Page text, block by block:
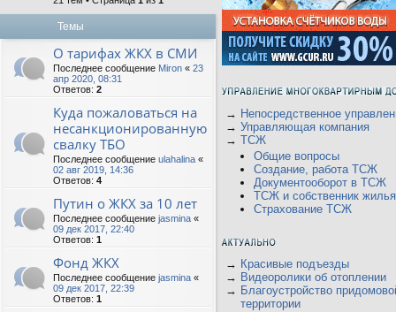
Темы
О тарифах ЖКХ в СМИ
Последнее сообщение Miron « 23
апр 2020, 08:31
Ответов: 2
Куда пожаловаться на
несанкционированную
свалку ТБО
Последнее сообщение ulahalina «
02 авг 2019, 14:36
Ответов: 4
Путин о ЖКХ за 10 лет
Последнее сообщение jasmina «
09 дек 2017, 22:40
Ответов: 1
Фонд ЖКХ
Последнее сообщение jasmina «
09 дек 2017, 22:39
Ответов: 1
→ Непосредственное
→ Управляющая компания
→ ТСЖ
Общие вопросы
Создание, работа ТСЖ
Документооборот в ТСЖ
ТСЖ и собственник жилья
Страхование ТСЖ
→ Красивые подъезды
→ Видеоролики об отоплении
→ Благоустройство
территории